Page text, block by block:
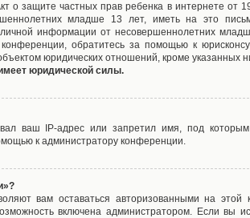
о защите частных прав ребенка в интернете
младше 13 лет, иметь на это
информации от несовершеннолетних
обратитесь за помощью к
юридических отношений, кроме указанных
юридической силы.
ваш IP-адрес или запретил имя, под
к администратору конференции.
вам оставаться авторизованными на
включена администратором. Если вы